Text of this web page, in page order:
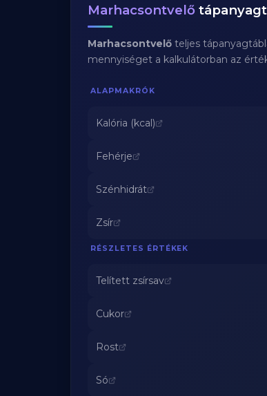
Marhacsontvelő
Marhacsontvelő teljes
mennyiséget a kalkulátorban az
ALAPMAKRÓK
Kalória (kcal)
Fehérje
Szénhidrát
Zsír
RÉSZLETES ÉRTÉKEK
Telített zsírsav
Cukor
Rost
Só